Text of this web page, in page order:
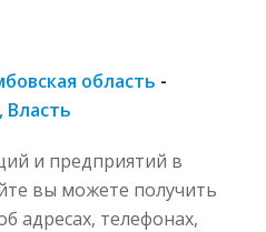
область -
Власть
и предприятий в
вы можете получить
адресах, телефонах,